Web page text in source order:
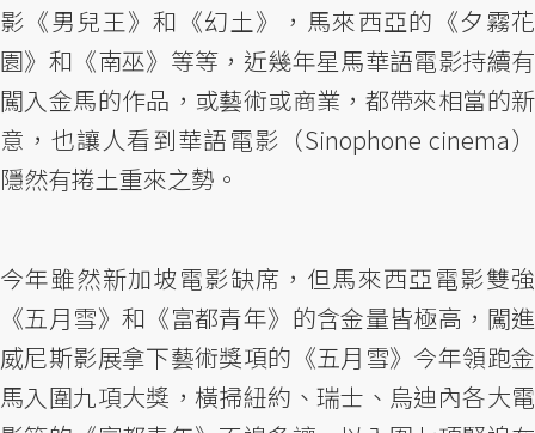
影《男兒王》和《幻土》，馬來西亞的《夕霧花
園》和《南巫》等等，近幾年星馬華語電影持續有
闖入金馬的作品，或藝術或商業，都帶來相當的新
意，也讓人看到華語電影（Sinophone cinema）
隱然有捲土重來之勢。
今年雖然新加坡電影缺席，但馬來西亞電影雙強
《五月雪》和《富都青年》的含金量皆極高，闖進
威尼斯影展拿下藝術獎項的《五月雪》今年領跑金
馬入圍九項大獎，橫掃紐約、瑞士、烏迪內各大電